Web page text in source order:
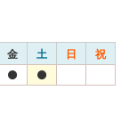
金 土 日 祝